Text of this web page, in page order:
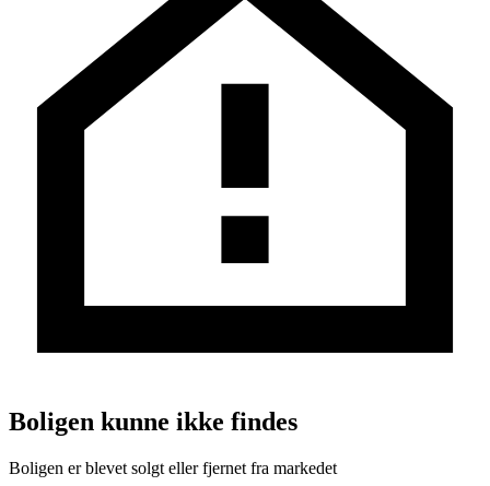
Boligen kunne ikke findes
Boligen er blevet solgt eller fjernet fra markedet